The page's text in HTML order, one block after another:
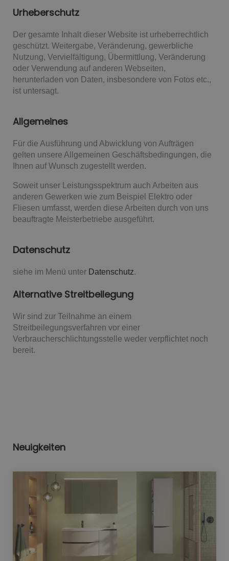
Urheberschutz
Der gesamte Inhalt dieser Website ist urheberrechtlich
geschützt. Weitergabe, Veränderung, gewerbliche
Nutzung, Vervielfältigung, Übermittlung, Veränderung
oder Verwendung auf anderen Webseiten,
herunterladen von Daten, insbesondere von Fotos etc.,
ist untersagt.
Allgemeines
Für die Ausführung und Abwicklung von Aufträgen
gelten unsere Allgemeinen Geschäftsbedingungen, die
Ihnen auf Wunsch zugestellt werden.
Soweit unser Leistungsspektrum auch Arbeiten aus
anderen Gewerken wie zum Beispiel Elektro oder
Fliesen umfasst, werden diese Arbeiten durch von uns
beauftragte Meisterbetriebe ausgeführt.
Datenschutz
siehe im Menü unter Datenschutz.
Alternative Streitbeilegung
Wir sind zur Teilnahme an einem
Streitbeilegungsverfahren vor einer
Verbraucherschlichtungsstelle weder verpflichtet noch
bereit.
Neuigkeiten